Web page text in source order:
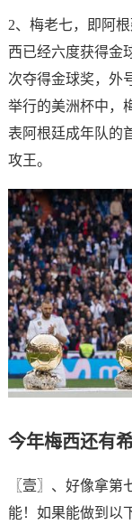
2、梅老七，即阿
西已经六度获得金
次夺得金球奖，外
举行的美洲杯中，
表阿根廷成年队的
攻王。
今年梅西还有
〖壹〗、好像拿
能！如果能做到以